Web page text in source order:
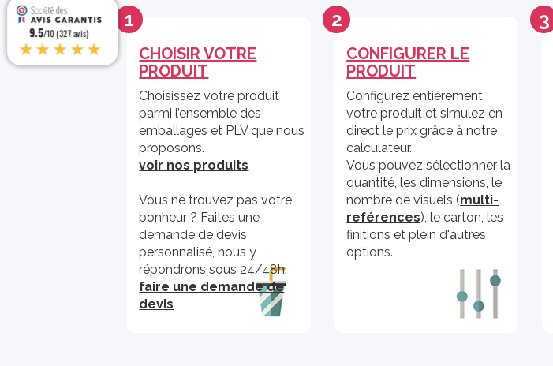
1
CHOISIR VOTRE
PRODUIT
Choisissez votre produit
parmi l’ensemble des
emballages et PLV que nous
proposons.
voir nos produits
Vous ne trouvez pas votre
bonheur ? Faites une
demande de devis
personnalisé, nous y
répondrons sous 24/48h.
faire une demande de
devis
2
CONFIGURER LE
PRODUIT
Configurez entièrement
votre produit et simulez en
direct le prix grâce à notre
calculateur.
Vous pouvez sélectionner la
quantité, les dimensions, le
nombre de visuels (multi-
reférences), le carton, les
finitions et plein d'autres
options.
3
9.5/10 (327 avis)
★★★★★
9.5/10 (327 avis)
★★★★★